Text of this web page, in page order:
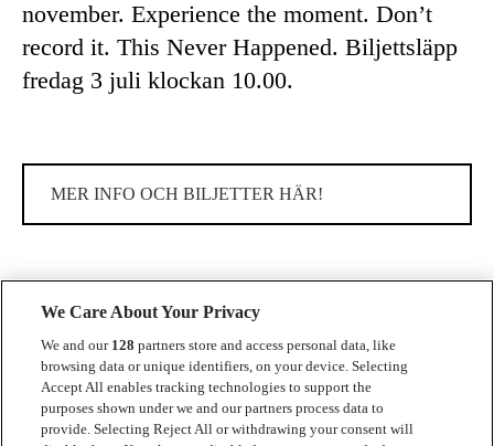
november. Experience the moment. Don’t
record it. This Never Happened. Biljettsläpp
fredag 3 juli klockan 10.00.
MER INFO OCH BILJETTER HÄR!
Kontakt
Press
We Care About Your Privacy
We and our 128 partners store and access personal data, like
browsing data or unique identifiers, on your device. Selecting
Accept All enables tracking technologies to support the
purposes shown under we and our partners process data to
provide. Selecting Reject All or withdrawing your consent will